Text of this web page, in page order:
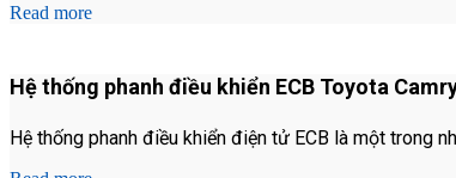
Read more
Hệ thống phanh điều khiển ECB Toyota
Hệ thống phanh điều khiển điện tử ECB là một trong